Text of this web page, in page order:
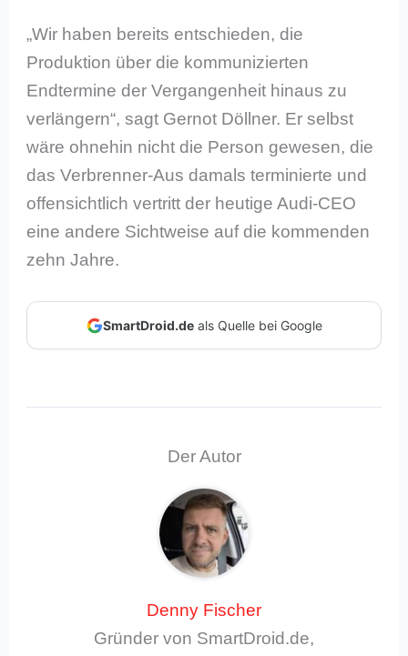
„Wir haben bereits entschieden, die
Produktion über die kommunizierten
Endtermine der Vergangenheit hinaus zu
verlängern“, sagt Gernot Döllner. Er selbst
wäre ohnehin nicht die Person gewesen, die
das Verbrenner-Aus damals terminierte und
offensichtlich vertritt der heutige Audi-CEO
eine andere Sichtweise auf die kommenden
zehn Jahre.
SmartDroid.deals Quelle bei Google
Der Autor
Denny Fischer
Gründer von SmartDroid.de,